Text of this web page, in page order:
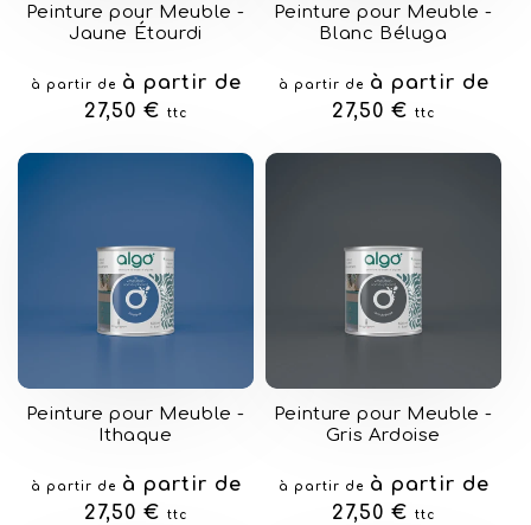
Peinture pour Meuble -
Jaune Étourdi
Prix
habituel
à partir de
à partir de
27,50 €
ttc
Peinture pour Meuble -
Blanc Béluga
Prix
habituel
à partir de
à partir de
27,50 €
ttc
Peinture pour Meuble -
Ithaque
Prix
habituel
à partir de
à partir de
27,50 €
ttc
Peinture pour Meuble -
Gris Ardoise
Prix
habituel
à partir de
à partir de
27,50 €
ttc